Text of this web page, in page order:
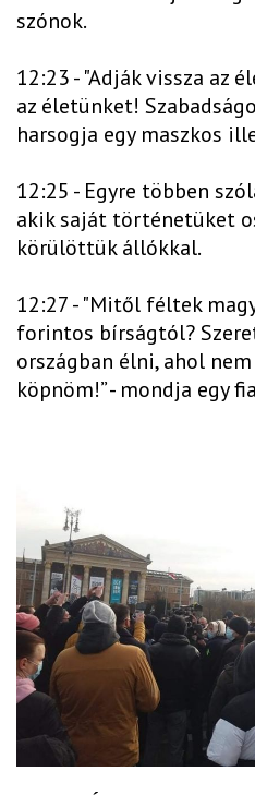
szónok.
12:23 - "Adják vissza az
az életünket!
harsogja egy maszkos
12:25 - Egyre többen
akik saját történetüket
körülöttük állókkal.
12:27 - "Mitől féltek
forintos bírságtól?
országban élni, ahol
köpnöm!” - mondja egy